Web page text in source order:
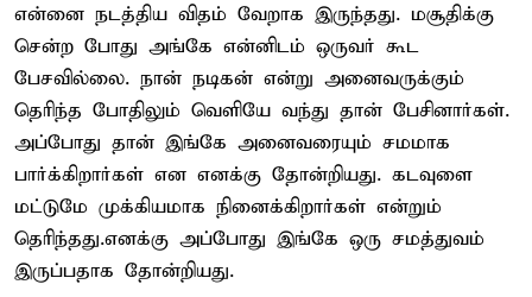
என்னை நடத்திய விதம் வேறாக இருந்தது. மசூதிக்கு
சென்ற போது அங்கே என்னிடம் ஒருவர் கூட
பேசவில்லை. நான் நடிகன் என்று அனைவருக்கும்
தெரிந்த போதிலும் வெளியே வந்து தான் பேசினார்கள்.
அப்போது தான் இங்கே அனைவரையும் சமமாக
பார்க்கிறார்கள் என எனக்கு தோன்றியது. கடவுளை
மட்டுமே முக்கியமாக நினைக்கிறார்கள் என்றும்
தெரிந்தது.எனக்கு அப்போது இங்கே ஒரு சமத்துவம்
இருப்பதாக தோன்றியது.